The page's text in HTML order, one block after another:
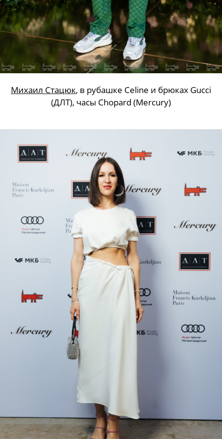
Михаил Стацюк, в рубашке Celine и брюках Gucci
(ДЛТ), часы Chopard (Mercury)